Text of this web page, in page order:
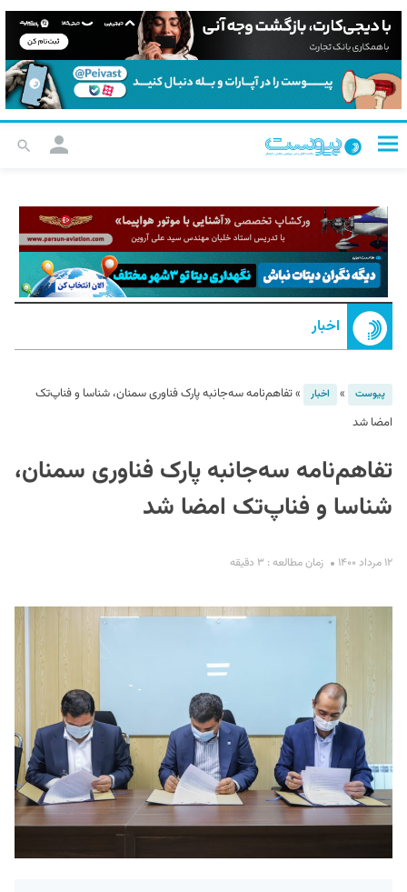
اخبار
پیوست » اخبار »تفاهم‌نامه سه‌جانبه پارک فناوری سمنان،‌ شناسا و فناپ‌تک
امضا شد
تفاهم‌نامه سه‌جانبه پارک فناوری سمنان،‌
شناسا و فناپ‌تک امضا شد
۱۲ مرداد ۱۴۰۰ زمان مطالعه : ۳ دقیقه